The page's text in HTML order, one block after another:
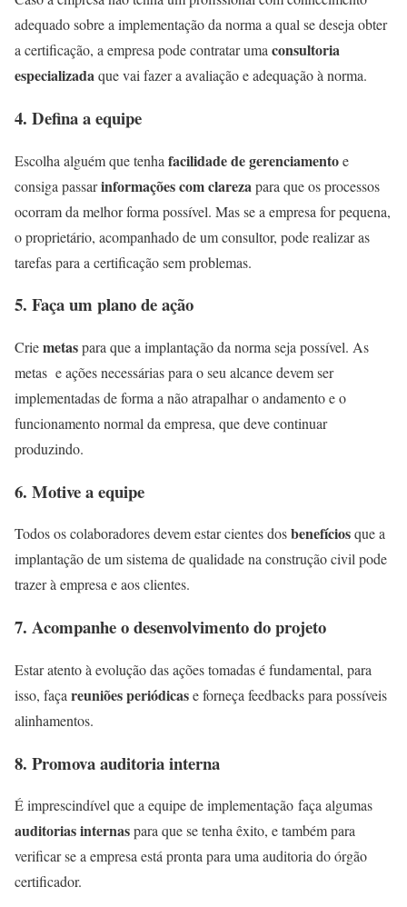
adequado sobre a implementação da norma a qual se deseja obter
a certificação, a empresa pode contratar uma consultoria
especializadaque vai fazer a avaliação e adequação à norma.
4. Defina a equipe
Escolha alguém que tenha facilidade de gerenciamentoe
consiga passarinformações com clareza para que os processos
ocorram da melhor forma possível. Mas se a empresa for pequena,
o proprietário, acompanhado de um consultor, pode realizar as
tarefas para a certificação sem problemas.
5. Faça um plano de ação
Criemetaspara que a implantação da norma seja possível. As
metas e ações necessárias para o seu alcance devem ser
implementadas de forma a não atrapalhar o andamento e o
funcionamento normal da empresa, que deve continuar
produzindo.
6. Motive a equipe
Todos os colaboradores devem estar cientes dosbenefíciosque a
implantação de um sistema de qualidade na construção civil pode
trazer à empresa e aos clientes.
7. Acompanhe o desenvolvimento do projeto
Estar atento à evolução das ações tomadas é fundamental, para
isso, faça reuniões periódicase forneça feedbacks para possíveis
alinhamentos.
8. Promova auditoria interna
É imprescindível que a equipe de implementação faça algumas
auditorias internaspara que se tenha êxito, e também para
verificar se a empresa está pronta para uma auditoria do órgão
certificador.